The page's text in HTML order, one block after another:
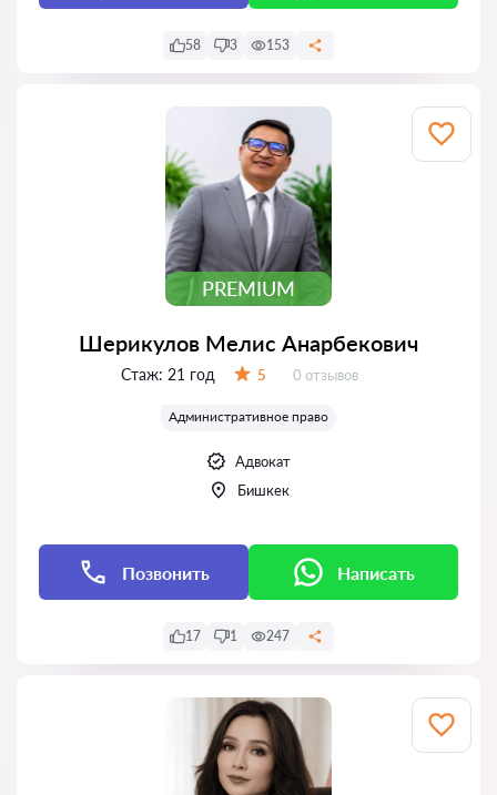
58 3 153
PREMIUM
Шерикулов Мелис Анарбекович
Стаж: 21 год 5 Отзывов:
0 отзывов
Административное право
Адвокат
Бишкек
Позвонить Написать
17 1 247